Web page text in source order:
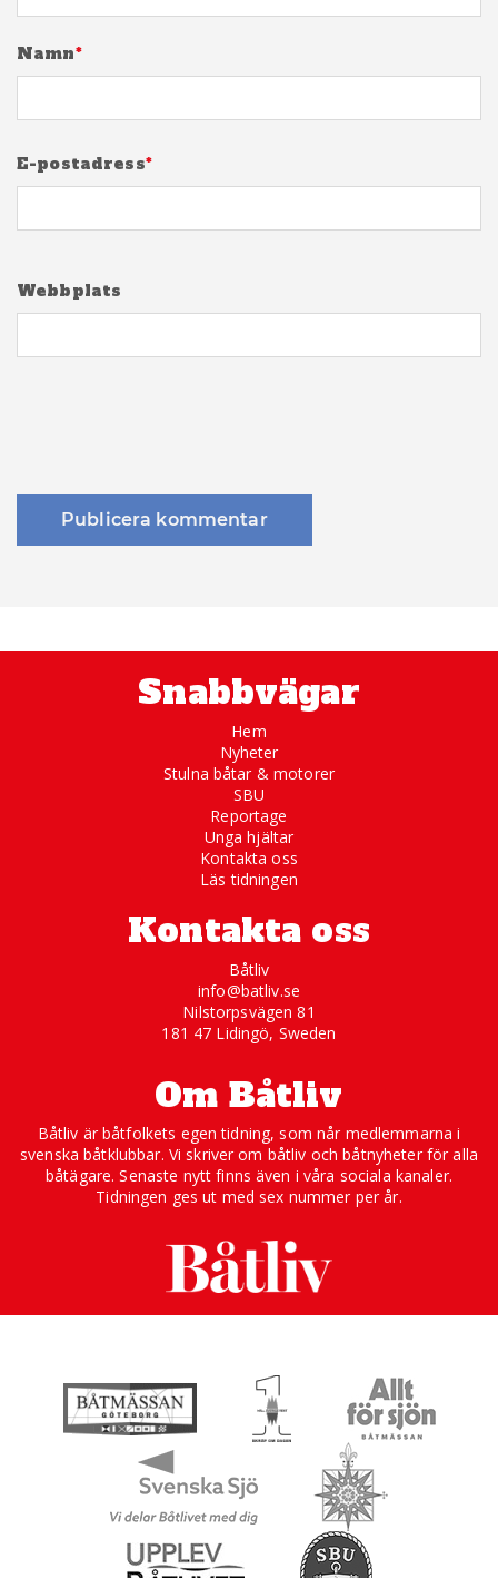
Namn*
E-postadress*
Webbplats
Snabbvägar
Hem
Nyheter
Stulna båtar & motorer
SBU
Reportage
Unga hjältar
Kontakta oss
Läs tidningen
Kontakta oss
Båtliv
info@batliv.se
Nilstorpsvägen 81
181 47 Lidingö, Sweden
Om Båtliv
Båtliv är båtfolkets egen tidning, som når medlemmarna i
svenska båtklubbar. Vi skriver om båtliv och båtnyheter för alla
båtägare. Senaste nytt finns även i våra sociala kanaler.
Tidningen ges ut med sex nummer per år.